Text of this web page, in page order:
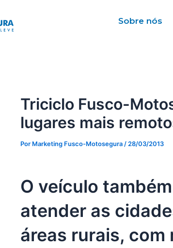
Sobre nós
Triciclo Fusco-
lugares mais
Por Marketing Fusco-Motosegura / 28/03/2013
O veículo
atender as
áreas rurais,
navigation